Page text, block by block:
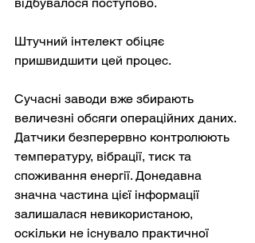
Штучний інтелект обіцяє
пришвидшити цей процес.
Сучасні заводи вже збирають
величезні обсяги операційних даних.
Датчики безперервно контролюють
температуру, вібрації, тиск та
споживання енергії. Донедавна
значна частина цієї інформації
залишалася невикористаною,
оскільки не існувало практичної